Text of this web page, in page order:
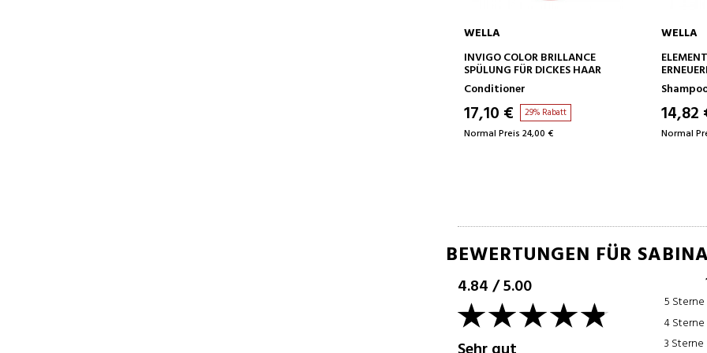
IN DEN WARENKORB
WELLA
ELEMENTS RENEWING
ERNEUERNDES SHAMPOO
Shampoos
14,82 € 24% Rabatt
Normal Preis 19,50 €
WELLA
OIL
Normal
BEWERTUNGEN FÜR
4.84/5.00
5 Sterne
4 Sterne
3 Sterne